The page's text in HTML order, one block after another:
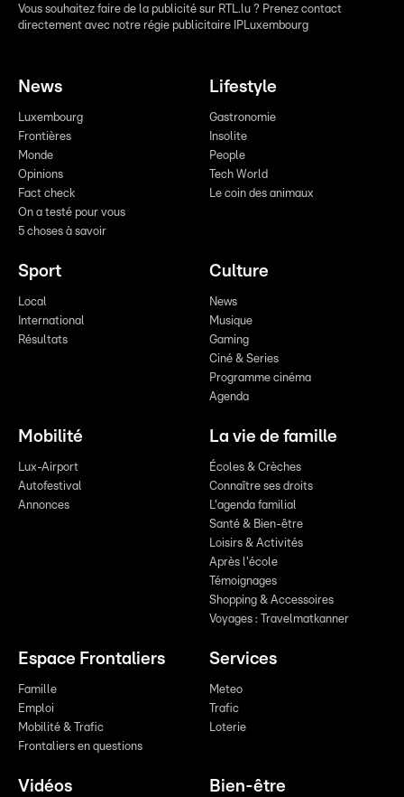
Vous souhaitez faire de la publicité sur RTL.lu ? Prenez contact
directement avec notre régie publicitaire IPLuxembourg
News
Luxembourg
Frontières
Monde
Opinions
Fact check
On a testé pour vous
5 choses à savoir
Lifestyle
Gastronomie
Insolite
People
Tech World
Le coin des animaux
Sport
Local
International
Résultats
Culture
News
Musique
Gaming
Ciné & Series
Programme cinéma
Agenda
Mobilité
Lux-Airport
Autofestival
Annonces
La vie de famille
Écoles & Crèches
Connaître ses droits
L'agenda familial
Santé & Bien-être
Loisirs & Activités
Après l'école
Témoignages
Shopping & Accessoires
Voyages : Travelmatkanner
Espace Frontaliers
Famille
Emploi
Mobilité & Trafic
Frontaliers en questions
Services
Meteo
Trafic
Loterie
Vidéos Bien-être